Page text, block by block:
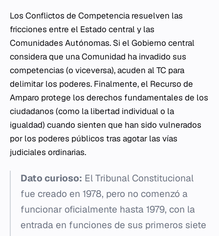
Los Conflictos de Competencia resuelven las
fricciones entre el Estado central y las
Comunidades Autónomas. Si el Gobierno central
considera que una Comunidad ha invadido sus
competencias (o viceversa), acuden al TC para
delimitar los poderes. Finalmente, el Recurso de
Amparo protege los derechos fundamentales de los
ciudadanos (como la libertad individual o la
igualdad) cuando sienten que han sido vulnerados
por los poderes públicos tras agotar las vías
judiciales ordinarias.
Dato curioso: El Tribunal Constitucional
fue creado en 1978, pero no comenzó a
funcionar oficialmente hasta 1979, con la
entrada en funciones de sus primeros siete